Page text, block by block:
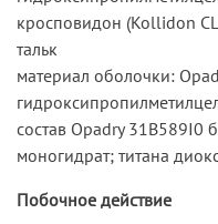
кросповидон (Kollidon
тальк
материал оболочки:
состав Opadry 31B589I0
моногидрат; титана
Побочное действие